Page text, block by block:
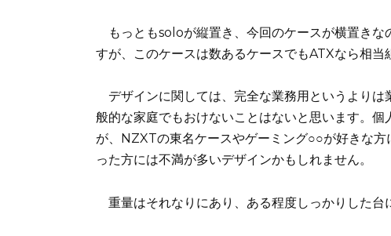
もっともsoloが縦置き、今回のケースが横置きな
すが、このケースは数あるケースでもATXなら相当
デザインに関しては、完全な業務用というよりは
般的な家庭でもおけないことはないと思います。
が、NZXTの東名ケースやゲーミング○○が好きな
った方には不満が多いデザインかもしれません。
重量はそれなりにあり、ある程度しっかりした台